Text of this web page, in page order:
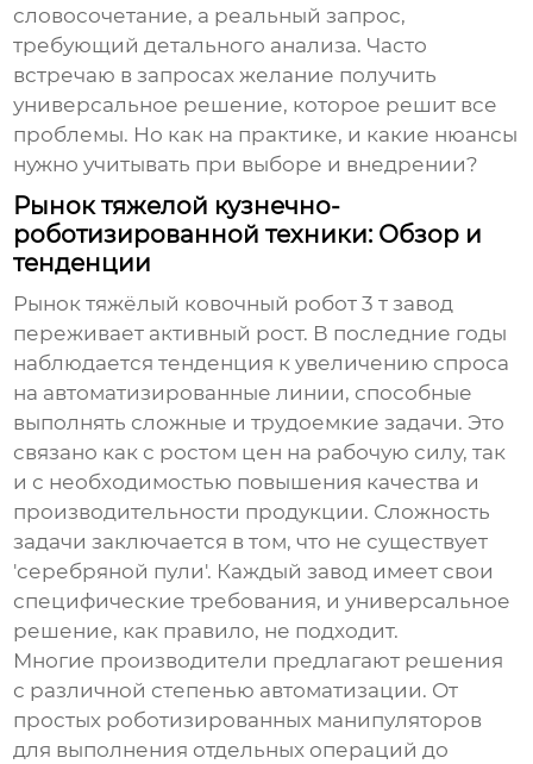
словосочетание, а реальный запрос,
требующий детального анализа. Часто
встречаю в запросах желание получить
универсальное решение, которое решит все
проблемы. Но как на практике, и какие нюансы
нужно учитывать при выборе и внедрении?
Рынок тяжелой кузнечно-
роботизированной техники: Обзор и
тенденции
Рыноктяжёлый ковочный робот 3 т завод
переживает активный рост. В последние годы
наблюдается тенденция к увеличению спроса
на автоматизированные линии, способные
выполнять сложные и трудоемкие задачи. Это
связано как с ростом цен на рабочую силу, так
и с необходимостью повышения качества и
производительности продукции. Сложность
задачи заключается в том, что не существует
'серебряной пули'. Каждый завод имеет свои
специфические требования, и универсальное
решение, как правило, не подходит.
Многие производители предлагают решения
с различной степенью автоматизации. От
простых роботизированных манипуляторов
для выполнения отдельных операций до